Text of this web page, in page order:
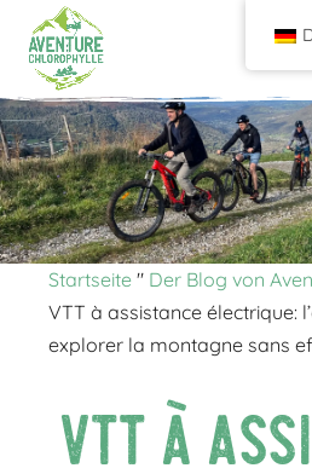
Startseite " Der Blog von
VTT à assistance électrique:
explorer la montagne sans
VTT à